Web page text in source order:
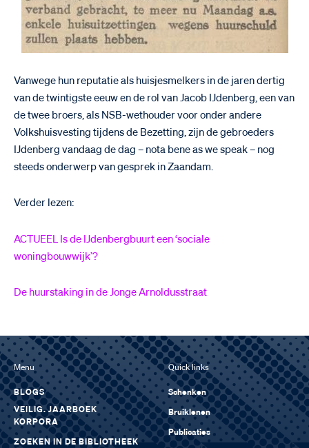
Vanwege hun reputatie als huisjesmelkers in de jaren dertig
van de twintigste eeuw en de rol van Jacob IJdenberg, een van
de twee broers, als NSB-wethouder voor onder andere
Volkshuisvesting tijdens de Bezetting, zijn de gebroeders
IJdenberg vandaag de dag – nota bene as we speak – nog
steeds onderwerp van gesprek in Zaandam.
Verder lezen:
ACTUEEL Is de IJdenbergbuurt een ‘sociale
woningbouwwijk’?
De huurstaking in de Jonge Arnoldusstraat
Menu
BLOGS
VEILIG. JAARBOEK
KORPORA
ZOEKEN IN DE BIBLIOTHEEK
Quick links
Schenken
Bruiklenen
Publicaties